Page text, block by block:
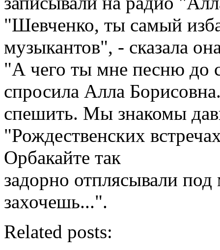
"Шевченко, ты самый
музыкантов", - сказала
"А чего ты мне песню до
спросила Алла
спешить. Мы знакомы
"Рождественских
Орбакайте так
задорно отплясывали
захочешь...".
Related posts: